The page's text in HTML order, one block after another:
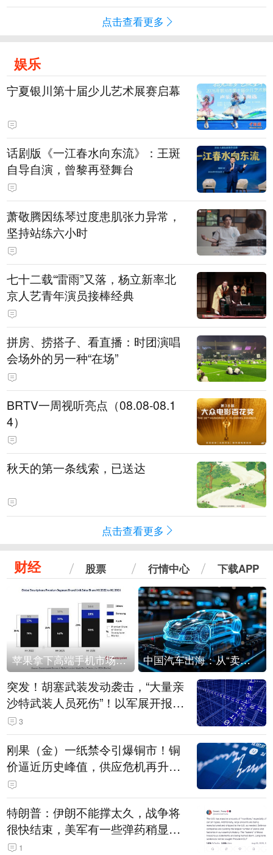
点击查看更多
娱乐
宁夏银川第十届少儿艺术展赛启幕
话剧版《一江春水向东流》：王斑
自导自演，曾黎再登舞台
萧敬腾因练琴过度患肌张力异常，
坚持站练六小时
七十二载“雷雨”又落，杨立新率北
京人艺青年演员接棒经典
拼房、捞搭子、看直播：时团演唱
会场外的另一种“在场”
BRTV一周视听亮点（08.08-08.1
4）
秋天的第一条线索，已送达
点击查看更多
财经 股票 行情中心 下载APP
苹果拿下高端手机市场65%的份额：iPhone 17系列功不可没 中国汽车出海：从“卖出去”到“走进去”
突发！胡塞武装发动袭击，“大量亲
沙特武装人员死伤”！以军展开报复
性空袭
3
刚果（金）一纸禁令引爆铜市！铜
价逼近历史峰值，供应危机再升
级？
特朗普：伊朗不能撑太久，战争将
很快结束，美军有一些弹药稍显紧
张！伊朗公布拟议的海峡管理文本
1